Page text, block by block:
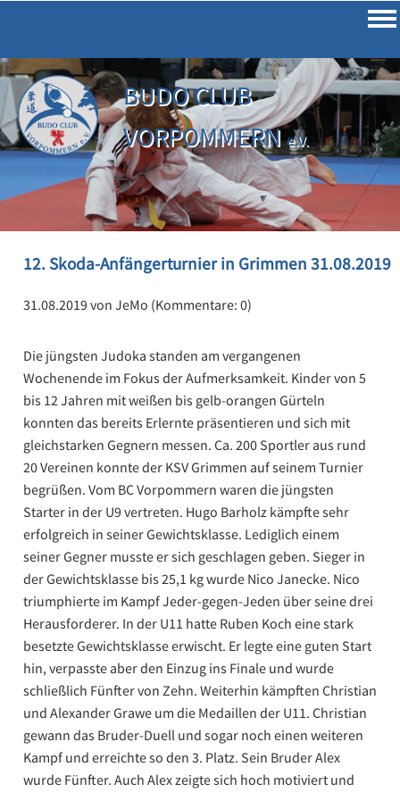
BUDO CLUB
VORPOMMERNe.V.
12. Skoda-Anfängerturnier in Grimmen 31.08.2019
31.08.2019von JeMo (Kommentare: 0)
Die jüngsten Judoka standen am vergangenen
Wochenende im Fokus der Aufmerksamkeit. Kinder von 5
bis 12 Jahren mit weißen bis gelb-orangen Gürteln
konnten das bereits Erlernte präsentieren und sich mit
gleichstarken Gegnern messen. Ca. 200 Sportler aus rund
20 Vereinen konnte der KSV Grimmen auf seinem Turnier
begrüßen. Vom BC Vorpommern waren die jüngsten
Starter in der U9 vertreten. Hugo Barholz kämpfte sehr
erfolgreich in seiner Gewichtsklasse. Lediglich einem
seiner Gegner musste er sich geschlagen geben. Sieger in
der Gewichtsklasse bis 25,1 kg wurde Nico Janecke. Nico
triumphierte im Kampf Jeder-gegen-Jeden über seine drei
Herausforderer. In der U11 hatte Ruben Koch eine stark
besetzte Gewichtsklasse erwischt. Er legte eine guten Start
hin, verpasste aber den Einzug ins Finale und wurde
schließlich Fünfter von Zehn. Weiterhin kämpften Christian
und Alexander Grawe um die Medaillen der U11. Christian
gewann das Bruder-Duell und sogar noch einen weiteren
Kampf und erreichte so den 3. Platz. Sein Bruder Alex
wurde Fünfter. Auch Alex zeigte sich hoch motiviert und
Datenschutz